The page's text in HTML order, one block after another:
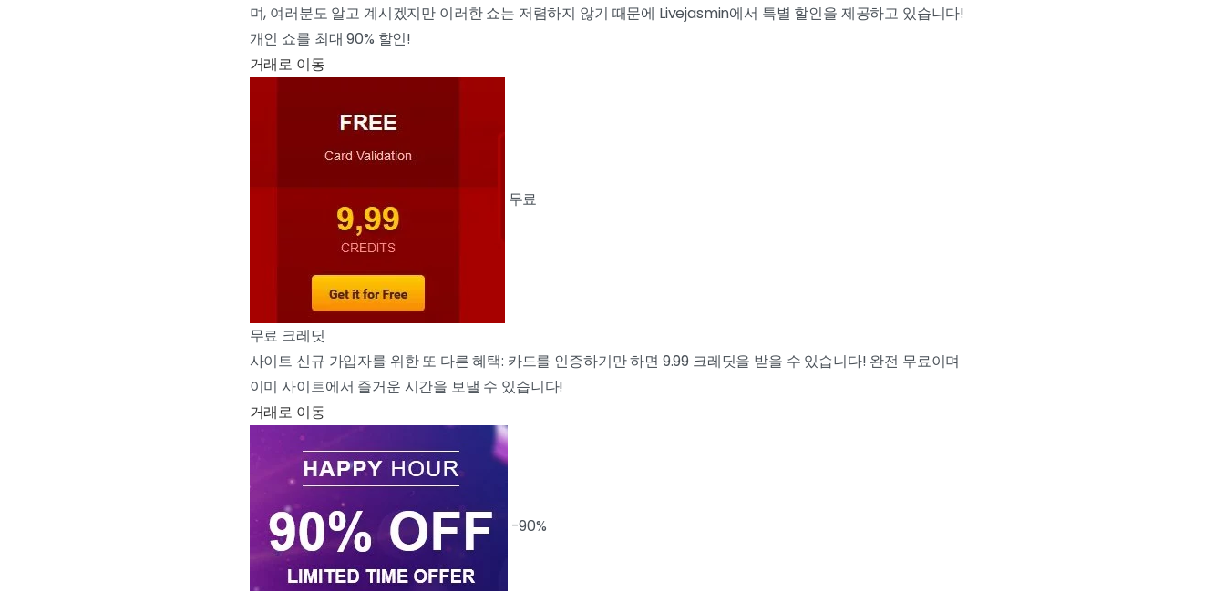
며, 여러분도 알고 계시겠지만 이러한 쇼는 저렴하지 않기 때문에 Livejasmin에서 특별 할인을 제공하고 있습니다!
개인 쇼를 최대 90% 할인!
거래로 이동
무료
무료 크레딧
사이트 신규 가입자를 위한 또 다른 혜택: 카드를 인증하기만 하면 9.99 크레딧을 받을 수 있습니다! 완전 무료이며
이미 사이트에서 즐거운 시간을 보낼 수 있습니다!
거래로 이동
-90%